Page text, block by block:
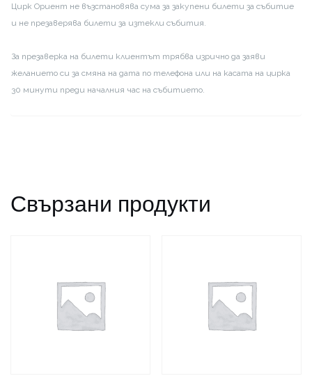
Цирк Ориент не възстановява сума за закупени билети за събитие
и не презаверява билети за изтекли събития.
За презаверка на билети клиентът трябва изрично да заяви
желанието си за смяна на дата по телефона или на касата на цирка
30 минути преди началния час на събитието.
Свързани продукти